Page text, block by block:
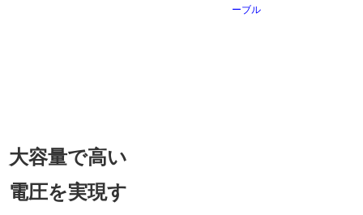
ーブル
大容量で高い
電圧を実現す